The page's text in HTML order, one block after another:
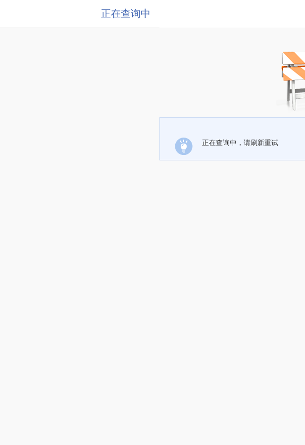
正在查询中
正在查询中，请刷新重试